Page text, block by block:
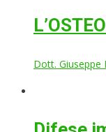
Dott. Giuseppe